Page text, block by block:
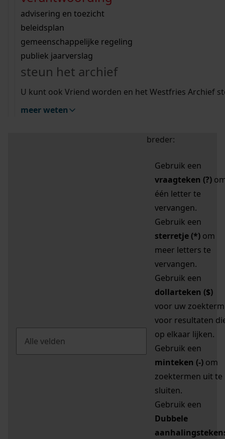
bouwvergunningen
omgevingsvergunningen
vergunningen
beeld en geluid
uitleg nodig?
Wij helpen u op weg met een aantal zoektips.
bekijk alle zoektips
Wij helpen u op weg met een aantal zoektips.
bekijk alle zoektips
bekijk ons geschiedenislokaal
advisering en toezicht
beleidsplan
gemeenschappelijke regeling
publiek jaarverslag
steun het archief
U kunt ook Vriend worden en het Westfries Archief
meer weten
zoektips
Mijn Studiezaal (inloggen)
uw zoekopdracht te
breder:
Gebruik een
vraagteken (?)
één letter te
vervangen.
Gebruik een
sterretje (*) om
meer letters te
vervangen.
Gebruik een
dollarteken ($)
voor uw zoekterm
voor resultaten
op elkaar lijken.
Gebruik een
minteken (-) om
zoektermen uit te
sluiten.
Gebruik een
Dubbele